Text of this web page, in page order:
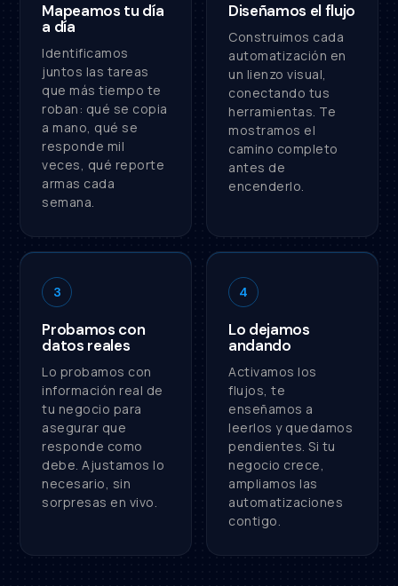
Mapeamos tu día
a día
Identificamos
juntos las tareas
que más tiempo te
roban: qué se copia
a mano, qué se
responde mil
veces, qué reporte
armas cada
semana.
Diseñamos el flujo
Construimos cada
automatización en
un lienzo visual,
conectando tus
herramientas. Te
mostramos el
camino completo
antes de
encenderlo.
3
Probamos con
datos reales
Lo probamos con
información real de
tu negocio para
asegurar que
responde como
debe. Ajustamos lo
necesario, sin
sorpresas en vivo.
4
Lo dejamos
andando
Activamos los
flujos, te
enseñamos a
leerlos y quedamos
pendientes. Si tu
negocio crece,
ampliamos las
automatizaciones
contigo.